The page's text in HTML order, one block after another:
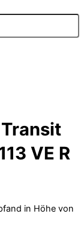
VE R
in Höhe von